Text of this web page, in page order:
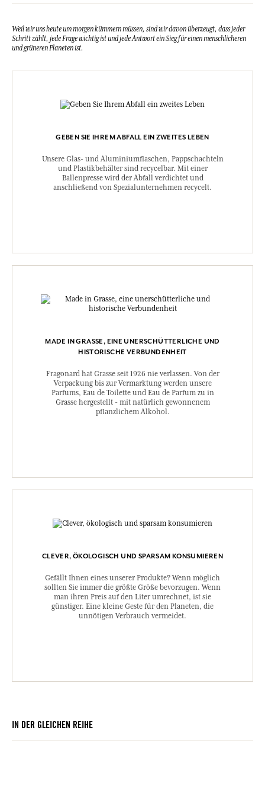
Weil wir uns heute um morgen kümmern müssen, sind wir davon überzeugt, dass jeder
Schritt zählt, jede Frage wichtig ist und jede Antwort ein Sieg für einen menschlicheren
und grüneren Planeten ist.
GEBEN SIE IHREM ABFALL EIN ZWEITES LEBEN
Unsere Glas- und Aluminiumflaschen, Pappschachteln
und Plastikbehälter sind recycelbar. Mit einer
Ballenpresse wird der Abfall verdichtet und
anschließend von Spezialunternehmen recycelt.
MADE IN GRASSE, EINE UNERSCHÜTTERLICHE UND
HISTORISCHE VERBUNDENHEIT
Fragonard hat Grasse seit 1926 nie verlassen. Von der
Verpackung bis zur Vermarktung werden unsere
Parfums, Eau de Toilette und Eau de Parfum zu in
Grasse hergestellt - mit natürlich gewonnenem
pflanzlichem Alkohol.
CLEVER, ÖKOLOGISCH UND SPARSAM KONSUMIEREN
Gefällt Ihnen eines unserer Produkte? Wenn möglich
sollten Sie immer die größte Größe bevorzugen. Wenn
man ihren Preis auf den Liter umrechnet, ist sie
günstiger. Eine kleine Geste für den Planeten, die
unnötigen Verbrauch vermeidet.
IN DER GLEICHEN REIHE